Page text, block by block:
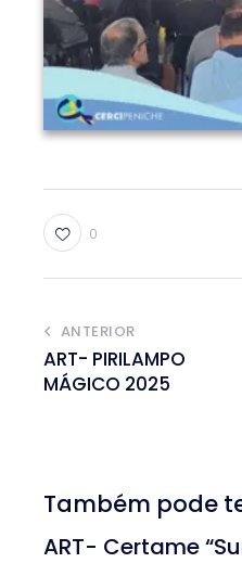
0
ANTERIOR
ART- PIRILAMPO
MÁGICO 2025
Também pode
ART- Certame